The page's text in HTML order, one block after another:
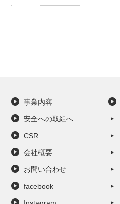
事業内容
安全への取組へ
CSR
会社概要
お問い合わせ
facebook